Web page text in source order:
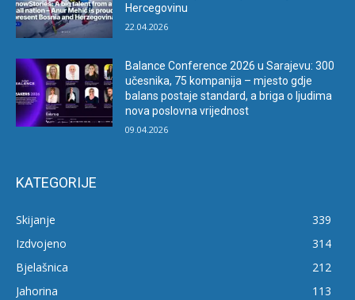
Hercegovinu
22.04.2026
Balance Conference 2026 u Sarajevu: 300
učesnika, 75 kompanija – mjesto gdje
balans postaje standard, a briga o ljudima
nova poslovna vrijednost
09.04.2026
KATEGORIJE
Skijanje
339
Izdvojeno
314
Bjelašnica
212
Jahorina
113